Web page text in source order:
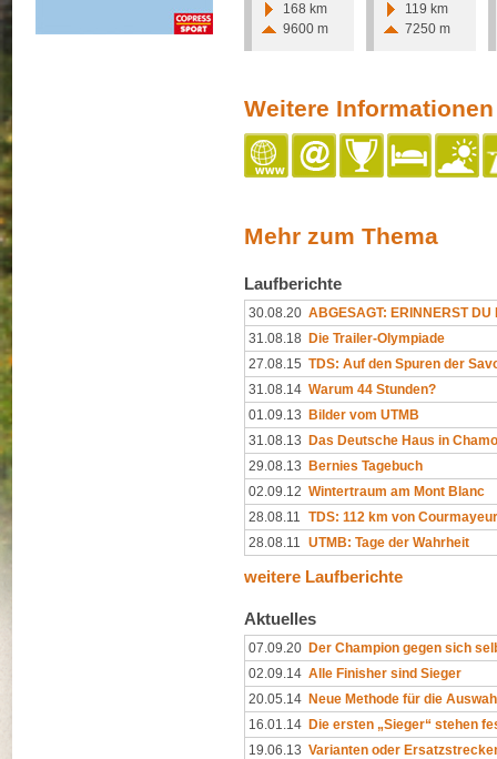
168 km
9600 m
119 km
7250 m
Weitere Informationen
Mehr zum Thema
Laufberichte
30.08.20 ABGESAGT: ERINNERST DU
31.08.18 Die Trailer-Olympiade
27.08.15 TDS: Auf den Spuren der
31.08.14 Warum 44 Stunden?
01.09.13 Bilder vom UTMB
31.08.13 Das Deutsche Haus in
29.08.13 Bernies Tagebuch
02.09.12 Wintertraum am Mont Blanc
28.08.11
TDS: 112 km von
28.08.11
UTMB: Tage der Wahrheit
weitere Laufberichte
Aktuelles
07.09.20 Der Champion gegen sich
02.09.14 Alle Finisher sind Sieger
20.05.14 Neue Methode für die
16.01.14 Die ersten „Sieger“ stehen
19.06.13 Varianten oder